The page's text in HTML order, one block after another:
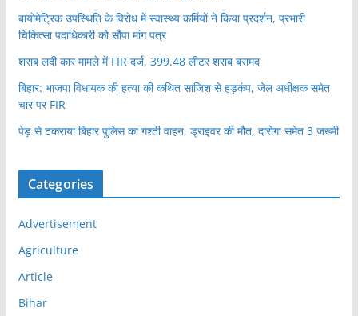
बायोमेट्रिक उपस्थिति के विरोध में स्वास्थ्य कर्मियों ने किया प्रदर्शन, प्रभारी
चिकित्सा पदाधिकारी को सौंपा मांग पत्र
शराब लदी कार मामले में FIR दर्ज, 399.48 लीटर शराब बरामद
बिहार: भाजपा विधायक की हत्या की कथित साजिश से हड़कंप, जेल अधीक्षक समेत
चार पर FIR
पेड़ से टकराया बिहार पुलिस का गश्ती वाहन, ड्राइवर की मौत, दारोगा समेत 3 जख्मी
Categories
Advertisement
Agriculture
Article
Bihar